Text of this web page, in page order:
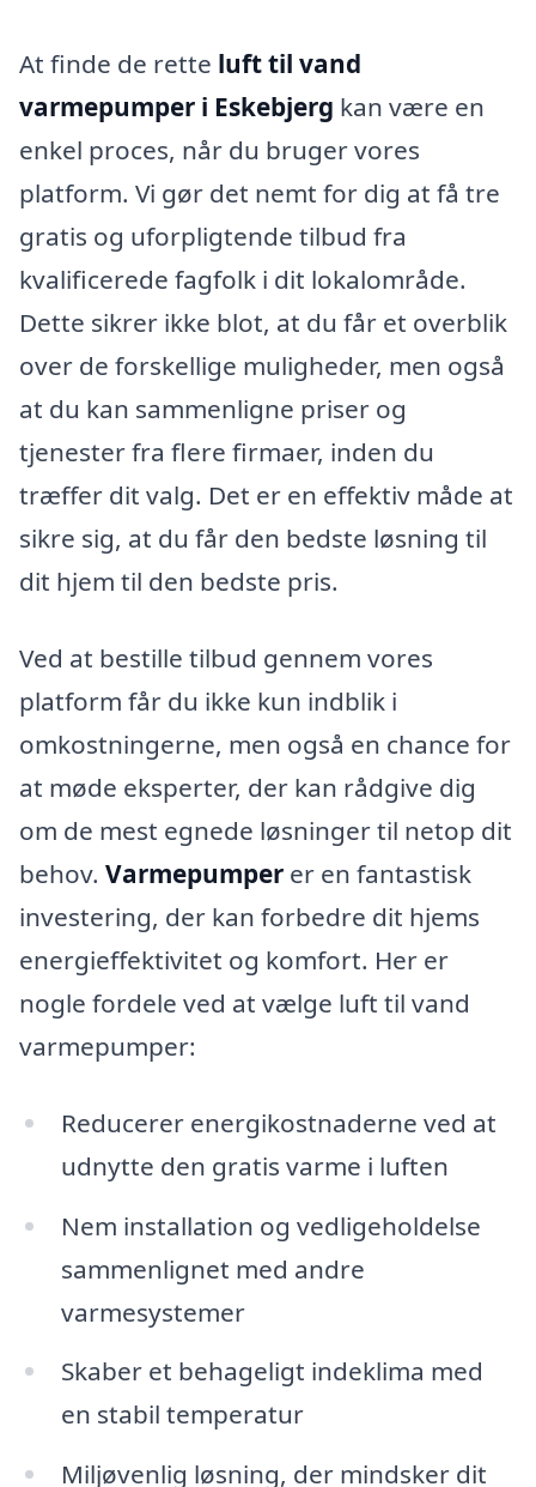
At finde de rette luft til vand
varmepumper i Eskebjerg kan være en
enkel proces, når du bruger vores
platform. Vi gør det nemt for dig at få tre
gratis og uforpligtende tilbud fra
kvalificerede fagfolk i dit lokalområde.
Dette sikrer ikke blot, at du får et overblik
over de forskellige muligheder, men også
at du kan sammenligne priser og
tjenester fra flere firmaer, inden du
træffer dit valg. Det er en effektiv måde at
sikre sig, at du får den bedste løsning til
dit hjem til den bedste pris.
Ved at bestille tilbud gennem vores
platform får du ikke kun indblik i
omkostningerne, men også en chance for
at møde eksperter, der kan rådgive dig
om de mest egnede løsninger til netop dit
behov. Varmepumper er en fantastisk
investering, der kan forbedre dit hjems
energieffektivitet og komfort. Her er
nogle fordele ved at vælge luft til vand
varmepumper:
Reducerer energikostnaderne ved at
udnytte den gratis varme i luften
Nem installation og vedligeholdelse
sammenlignet med andre
varmesystemer
Skaber et behageligt indeklima med
en stabil temperatur
Miljøvenlig løsning, der mindsker dit